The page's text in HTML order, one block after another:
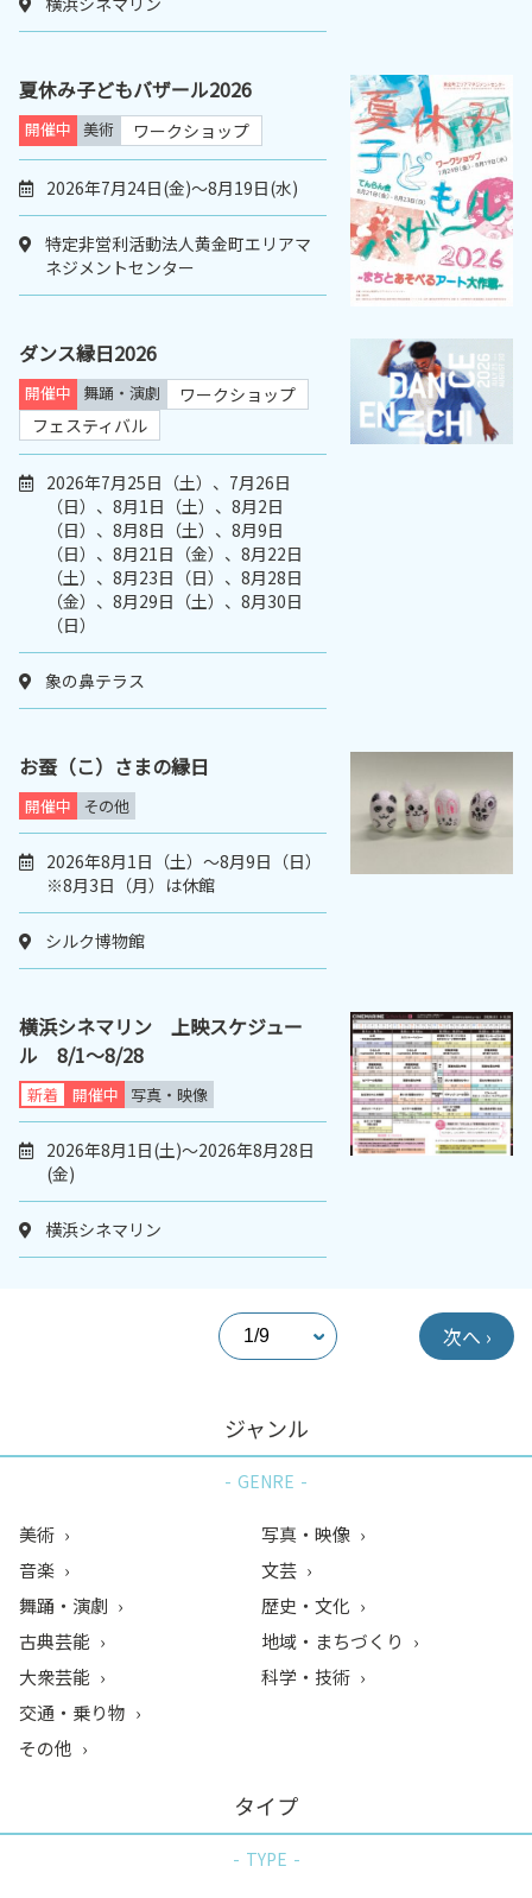
夏休み子どもバザール2026
開催中 美術 ワークショップ
2026年7月24日(金)〜8月19日(水)
特定非営利活動法人黄金町エリアマ
ネジメントセンター
ダンス縁日2026
開催中 舞踊・演劇
ワークショップ
フェスティバル
2026年7月25日（土）、7月26日
（日）、8月1日（土）、8月2日
（日）、8月8日（土）、8月9日
（日）、8月21日（金）、8月22日
（土）、8月23日（日）、8月28日
（金）、8月29日（土）、8月30日
（日）
象の鼻テラス
お蚕（こ）さまの縁日
開催中 その他
2026年8月1日（土）～8月9日（日）
※8月3日（月）は休館
シルク博物館
横浜シネマリン 上映スケジュー
ル 8/1～8/28
新着 開催中 写真・映像
2026年8月1日(土)～2026年8月28日
(金)
横浜シネマリン
次へ ›
ジャンル
GENRE
美術
音楽
舞踊・演劇
古典芸能
大衆芸能
写真・映像
文芸
歴史・文化
地域・まちづくり
科学・技術
交通・乗り物
その他
タイプ
TYPE